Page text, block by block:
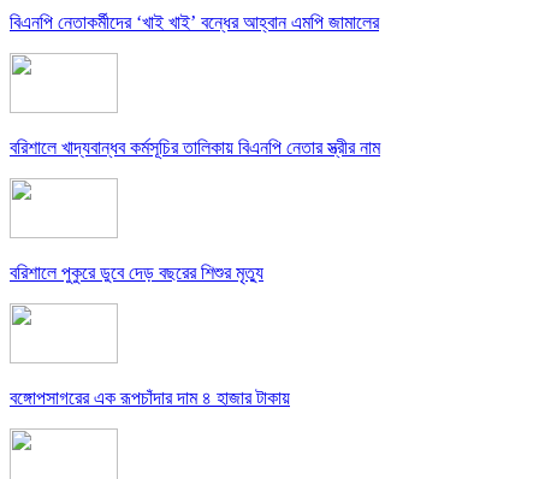
বিএনপি নেতাকর্মীদের ‘খাই খাই’ বন্ধের আহ্বান এমপি জামালের
বরিশালে খাদ্যবান্ধব কর্মসূচির তালিকায় বিএনপি নেতার স্ত্রীর নাম
বরিশালে পুকুরে ডুবে দেড় বছরের শিশুর মৃত্যু
বঙ্গোপসাগরের এক রূপচাঁদার দাম ৪ হাজার টাকায়